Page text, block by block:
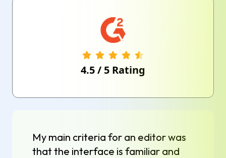
4.5/ 5 Rating
My main criteria for an editor was
that the interface is familiar and